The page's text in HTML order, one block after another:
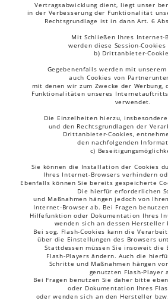
Vertragsabwicklung dient, liegt unser
in der Verbesserung der Funktionalität
Rechtsgrundlage ist in dann Art. 6
Mit Schließen Ihres Internet-
werden diese Session-Cookies
b) Drittanbieter-
Gegebenenfalls werden mit
auch Cookies von
mit denen wir zum Zwecke der Werbung,
Funktionalitäten unseres
verwendet.
Die Einzelheiten hierzu,
und den Rechtsgrundlagen der
Drittanbieter-Cookies,
den nachfolgenden
c)
Sie können die Installation der Cookies
Ihres Internet-Browsers verhindern
Ebenfalls können Sie bereits gespeicherte
Die hierfür erforderlichen
und Maßnahmen hängen jedoch von
Internet-Browser ab. Bei Fragen
Hilfefunktion oder Dokumentation Ihres
wenden sich an dessen Hersteller
Bei sog. Flash-Cookies kann die
über die Einstellungen des Browsers
Stattdessen müssen Sie insoweit die
Flash-Players ändern. Auch die
Schritte und Maßnahmen hängen
genutzten Flash-Player
Bei Fragen benutzen Sie daher bitte
oder Dokumentation Ihres
oder wenden sich an den Hersteller